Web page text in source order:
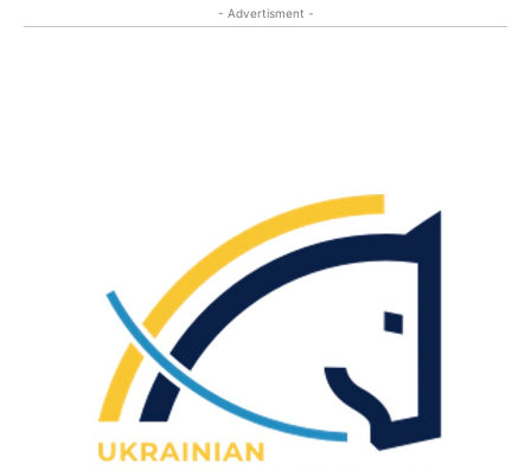
- Advertisment -